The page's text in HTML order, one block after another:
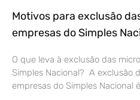
Motivos para exclusão
empresas do Simples
O que leva à exclusão das
Simples Nacional? A exclusão
empresas do Simples Nacional